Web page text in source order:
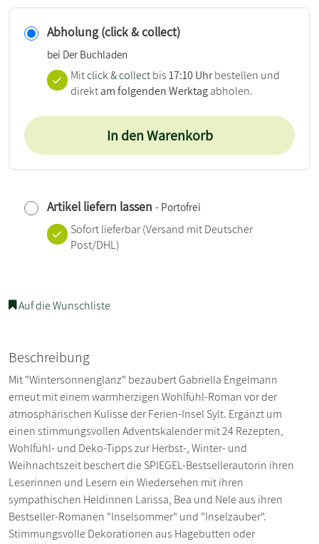
Abholung (click & collect)
bei Der Buchladen
Mitclick & collect bis17:10 Uhrbestellen und
direktam folgenden Werktagabholen.
In den Warenkorb
Artikel liefern lassen - Portofrei
Sofort lieferbar(Versand mit Deutscher
Post/DHL)
Auf die Wunschliste
Beschreibung
Mit "Wintersonnenglanz" bezaubert Gabriella Engelmann
erneut mit einem warmherzigen Wohlfühl-Roman vor der
atmosphärischen Kulisse der Ferien-Insel Sylt. Ergänzt um
einen stimmungsvollen Adventskalender mit 24 Rezepten,
Wohlfühl- und Deko-Tipps zur Herbst-, Winter- und
Weihnachtszeit beschert die SPIEGEL-Bestsellerautorin ihren
Leserinnen und Lesern ein Wiedersehen mit ihren
sympathischen Heldinnen Larissa, Bea und Nele aus ihren
Bestseller-Romanen "Inselsommer" und "Inselzauber".
Stimmungsvolle Dekorationen aus Hagebutten oder